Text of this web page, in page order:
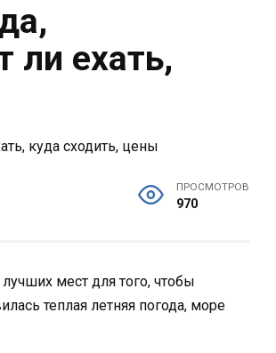
ли ехать,
ПРОСМОТРОВ
970
мест для того, чтобы
теплая летняя погода, море